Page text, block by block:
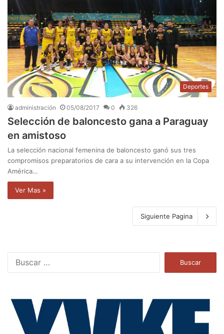
Deportes
administración 05/08/2017 0 326
Selección de baloncesto gana a Paraguay
en amistoso
La selección nacional femenina de baloncesto ganó sus tres
compromisos preparatorios de cara a su intervención en la Copa
América…
Ver Mas »
Siguiente Pagina
a